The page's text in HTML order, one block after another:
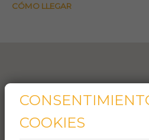
CÓMO LLEGAR
COOKIES